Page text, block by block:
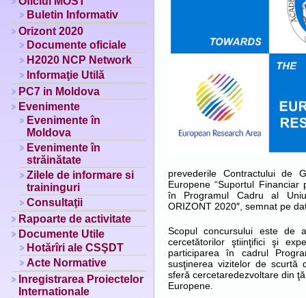
prevederile Contractului de
Europene “Suportul
în Programul Cadru al
ORIZONT 2020″, semnat pe
Scopul concursului este de
cercetătorilor ştiinţifici şi
participarea în cadrul
susţinerea vizitelor de scurtă
sferă cercetaredezvoltare din
Europene.
Buletin Informativ
Orizont 2020
Documente oficiale
H2020 NCP Network
Informaţie Utilă
PC7 in Moldova
Evenimente
Evenimente în
Moldova
Evenimente în
străinătate
Zilele de informare si
traininguri
Consultaţii
Rapoarte de activitate
Documente Utile
Hotărîri ale CSŞDT
Acte Normative
Inregistrarea Proiectelor
Internationale